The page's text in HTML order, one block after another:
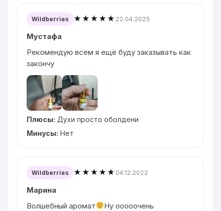
Wildberries ★★★★★ 22.04.2025
Мустафа
Рекомендую всем я ещё буду заказывать как
закончу
Плюсы: Духи просто оболдени
Минусы: Нет
Wildberries ★★★★★ 04.12.2022
Марина
Волшебный аромат
Ну ооооочень